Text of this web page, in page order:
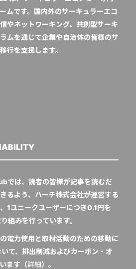
ムです。国内外のサーキュラーエコ
やネットワーキング、共創型サーキ
ムを通じて企業や自治体の皆様のサ
行を支援します。
は、読者の皆様が記事を読むだ
るよう、ハーチ株式会社が運営する
1ユニークユーザーにつき0.1円を
組みを行っています。
電力使用と取材活動のための移動に
て、排出削減およびカーボン・オ
ます（詳細）。